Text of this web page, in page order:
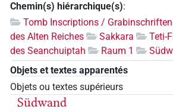
Chemin(s) hiérarchique(s):
Tomb Inscriptions / Grabinschriften
des Alten Reiches
Sakkara Teti-
des Seanchuiptah
Raum 1
Objets et textes apparentés
Objets ou textes supérieurs
Südwand